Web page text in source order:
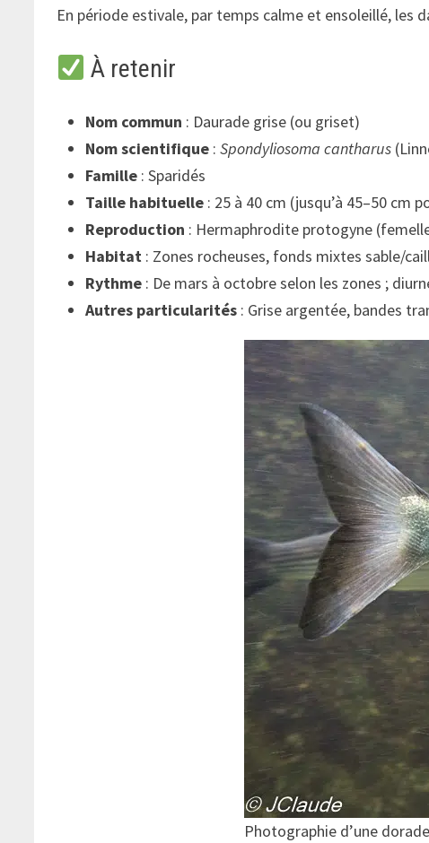
En période estivale, par temps calme et ensoleillé, les
À retenir
Nom commun : Daurade grise (ou griset)
Nom scientifique :Spondyliosoma cantharus
Famille : Sparidés
Taille habituelle : 25 à 40 cm (jusqu’à 45–50 cm
Reproduction : Hermaphrodite protogyne
Habitat : Zones rocheuses, fonds mixtes sable/
Rythme : De mars à octobre selon les zones ;
Autres particularités : Grise argentée, bandes
Photographie d’une